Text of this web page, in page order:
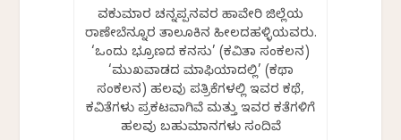
ಶಿವಕುಮಾರ ಚನ್ನಪ್ಪನವರ ಹಾವೇರಿ ಜಿಲ್ಲೆಯ
ರಾಣೇಬೆನ್ನೂರ ತಾಲೂಕಿನ ಹೀಲದಹಳ್ಳಿಯವರು.
‘ಒಂದು ಭ್ರೂಣದ ಕನಸು’ (ಕವಿತಾ ಸಂಕಲನ)
‘ಮುಖವಾಡದ ಮಾಫಿಯಾದಲ್ಲಿ’ (ಕಥಾ
ಸಂಕಲನ) ಹಲವು ಪತ್ರಿಕೆಗಳಲ್ಲಿ ಇವರ ಕಥೆ,
ಕವಿತೆಗಳು ಪ್ರಕಟವಾಗಿವೆ ಮತ್ತು ಇವರ ಕತೆಗಳಿಗೆ
ಹಲವು ಬಹುಮಾನಗಳು ಸಂದಿವೆ